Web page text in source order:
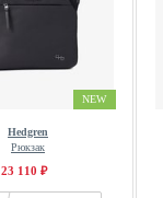
NEW
Hedgren
Рюкзак
23 110 ₽